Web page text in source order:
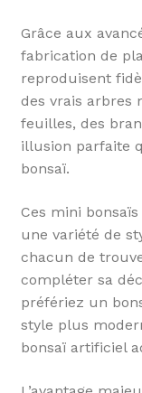
Grâce aux
fabrication de
reproduisent
des vrais arbres
feuilles, des
illusion parfaite
bonsaï.
Ces mini
une variété de
chacun de
compléter sa
préfériez un
style plus
bonsaï artificiel